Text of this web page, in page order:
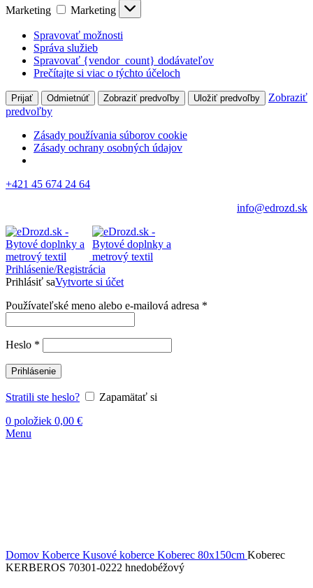
Marketing
Marketing
Spravovať možnosti
Správa služieb
Spravovať {vendor_count} dodávateľov
Prečítajte si viac o týchto účeloch
Prijať Odmietnúť Zobraziť predvoľby Uložiť predvoľby
Zobraziť
predvoľby
Zásady používania súborov cookie
Zásady ochrany osobných údajov
+421 45 674 24 64
info@edrozd.sk
Prihlásenie/Registrácia
Prihlásiť saVytvorte si účet
Používateľské meno alebo e-mailová adresa *
Heslo *
Prihlásenie
Stratili ste heslo?
Zapamätať si
0 položiek 0,00 €
Menu
Domov Koberce Kusové koberce Koberec 80x150cm Koberec
KERBEROS 70301-0222 hnedobéžový